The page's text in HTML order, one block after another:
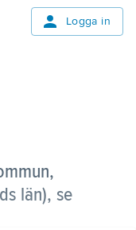
Logga in
län), se